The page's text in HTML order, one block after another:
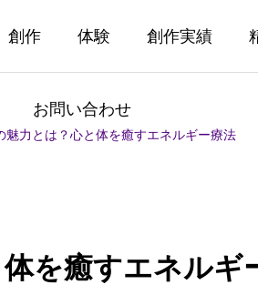
創作 体験 創作実績
お問い合わせ
魅力とは？心と体を癒すエネルギー療法
を癒すエネルギ